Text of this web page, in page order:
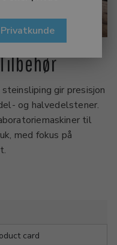
Privatkunde
gir presisjon
og halvedelstener.
til
med fokus på
poleringssett
ønsker pålitelig